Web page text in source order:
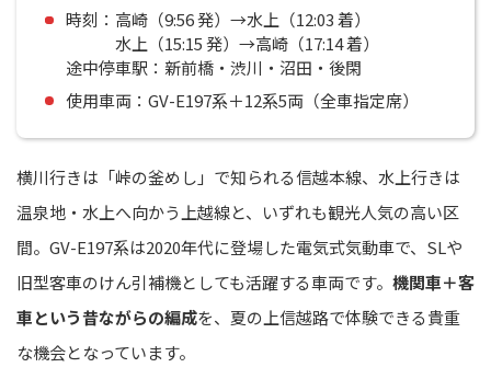
時刻：高崎（9:56 発）→水上（12:03 着）
水上（15:15 発）→高崎（17:14 着）
途中停車駅：新前橋・渋川・沼田・後閑
使用車両：GV-E197系＋12系5両（全車指定席）
横川行きは「峠の釜めし」で知られる信越本線、水上行きは
温泉地・水上へ向かう上越線と、いずれも観光人気の高い区
間。GV-E197系は2020年代に登場した電気式気動車で、SLや
旧型客車のけん引補機としても活躍する車両です。 機関車＋客
車という昔ながらの編成を、夏の上信越路で体験できる貴重
な機会となっています。